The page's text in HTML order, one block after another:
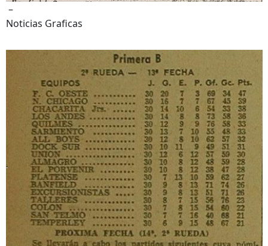
–
Noticias Graficas